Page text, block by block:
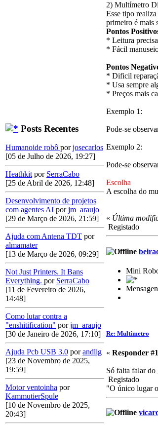
Posts Recentes
Humanoide robô porjosecarlos
[05 de Julho de 2026, 19:27]
Heathkit por SerraCabo
[25 de Abril de 2026, 12:48]
Desenvolvimento de projetos
com agentes AI porjm_araujo
[29 de Março de 2026, 21:59]
Ajuda com Antena TDT por
almamater
[13 de Março de 2026, 09:29]
Not Just Printers. It Bans
Everything. por SerraCabo
[11 de Fevereiro de 2026,
14:48]
Como lutar contra a
"enshitification" porjm_araujo
[30 de Janeiro de 2026, 17:10]
Ajuda Pcb USB 3.0 porandlig
[23 de Novembro de 2025,
19:59]
Motor ventoinha por
KammutierSpule
[10 de Novembro de 2025,
20:43]
2) Multímetro
Esse tipo
primeiro é mais
Pontos
* Leitura precisa
* Fácil
Pontos
* Dificil
* Usa sempre
* Preços mais
Exemplo 1:
Pode-se
Exemplo 2:
Pode-se
Escolha
A escolha do
« Última
Registado
Mini
Re: Multímetro
« Responder
Só falta falar do
Registado
"O único lugar